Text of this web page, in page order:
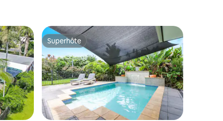
Superhôte
Superhôte